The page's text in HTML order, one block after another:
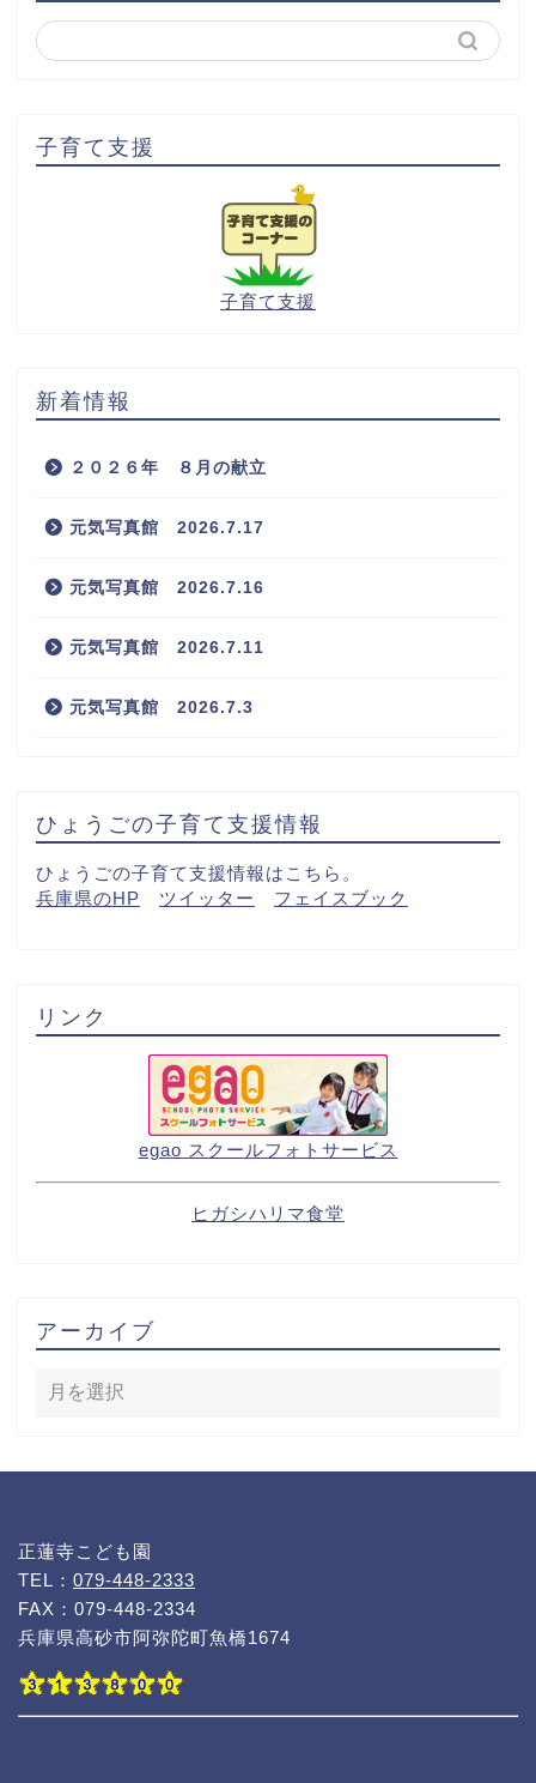
子育て支援
子育て支援
新着情報
２０２６年 ８月の献立
元気写真館 2026.7.17
元気写真館 2026.7.16
元気写真館 2026.7.11
元気写真館 2026.7.3
ひょうごの子育て支援情報
ひょうごの子育て支援情報はこちら。
兵庫県のHP
ツイッター フェイスブック
リンク
egao スクールフォトサービス
ヒガシハリマ食堂
アーカイブ
正蓮寺こども園
TEL： 079-448-2333
FAX：079-448-2334
兵庫県高砂市阿弥陀町魚橋1674